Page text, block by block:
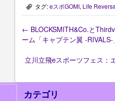
, タグ:eスポGOMI, Life
← BLOCKSMITH&Co.と
ーム「キャプテン翼 -
立川立飛eスポーツフェス：
カテゴリ